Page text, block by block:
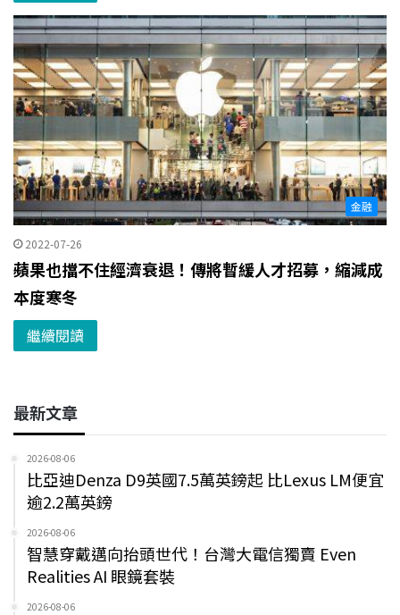
金融
2022-07-26
蘋果也擋不住經濟衰退！傳將暫緩人才招募，縮減成
本度寒冬
繼續閱讀
最新文章
2026-08-06
比亞迪Denza D9英國7.5萬英鎊起 比Lexus LM便宜
逾2.2萬英鎊
2026-08-06
智慧穿戴邁向抬頭世代！台灣大電信獨賣 Even
Realities AI 眼鏡套裝
2026-08-06